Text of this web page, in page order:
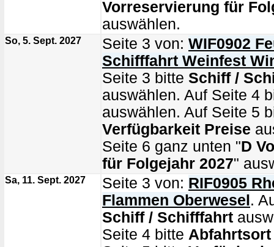
Vorreservierung für
auswählen.
So, 5. Sept. 2027 Seite 3 von: WIF0902
Schifffahrt Weinfest
Seite 3 bitte Schiff /
auswählen. Auf Seite 4
auswählen. Auf Seite 5
Verfügbarkeit Preise
Seite 6 ganz unten "D
für Folgejahr 2027"
Sa, 11. Sept. 2027 Seite 3 von: RIF0905
Flammen Oberwesel .
Schiff / Schifffahrt
Seite 4 bitte Abfahrtsort